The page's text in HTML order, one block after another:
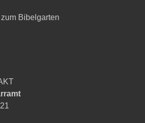
Bibelgarten